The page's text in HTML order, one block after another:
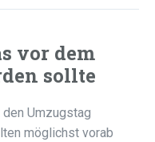
vor dem
sollte
Umzugstag
möglichst vorab